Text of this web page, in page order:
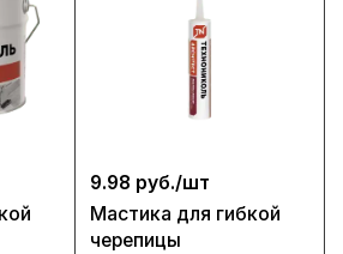
9.98 руб./шт
Мастика для гибкой
черепицы